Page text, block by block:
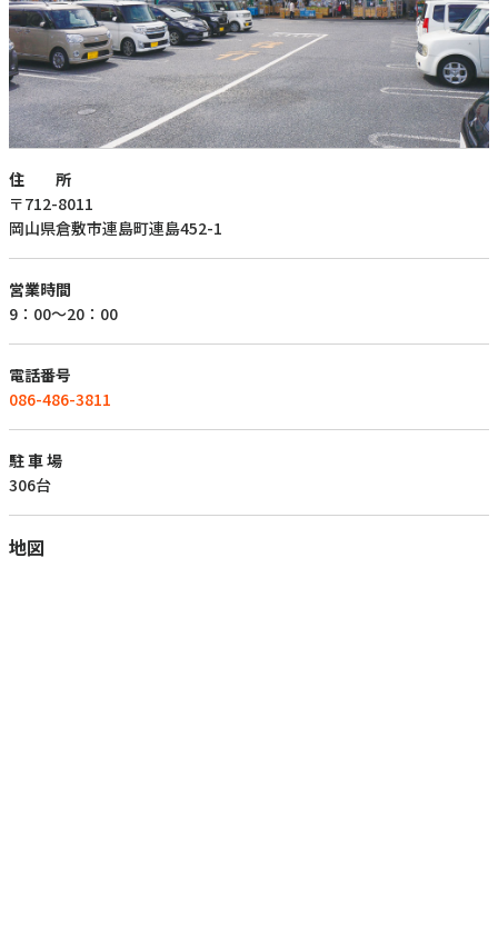
住 所
〒712-8011
岡山県倉敷市連島町連島452-1
営業時間
9：00～20：00
電話番号
086-486-3811
駐 車 場
306台
地図